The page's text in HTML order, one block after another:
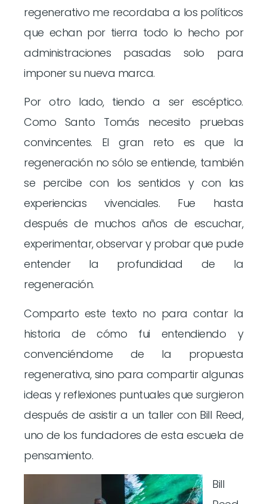
regenerativo me recordaba a los políticos
que echan por tierra todo lo hecho por
administraciones pasadas solo para
imponer su nueva marca.
Por otro lado, tiendo a ser escéptico.
Como Santo Tomás necesito pruebas
convincentes. El gran reto es que la
regeneración no sólo se entiende, también
se percibe con los sentidos y con las
experiencias vivenciales. Fue hasta
después de muchos años de escuchar,
experimentar, observar y probar que pude
entender la profundidad de la
regeneración.
Comparto este texto no para contar la
historia de cómo fui entendiendo y
convenciéndome de la propuesta
regenerativa, sino para compartir algunas
ideas y reflexiones puntuales que surgieron
después de asistir a un taller con Bill Reed,
uno de los fundadores de esta escuela de
pensamiento.
Bill